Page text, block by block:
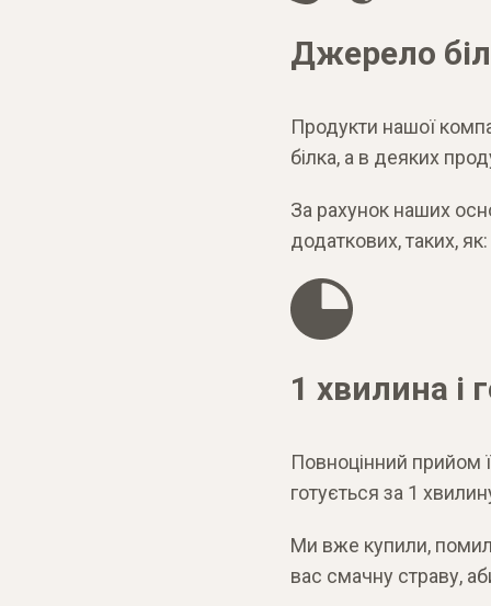
Джерело
Продукти нашої
білка, а в деяких
За рахунок наших
додаткових, таких,
1 хвилина і
Повноцінний прийом
готується за 1
Ми вже купили,
вас смачну страву,